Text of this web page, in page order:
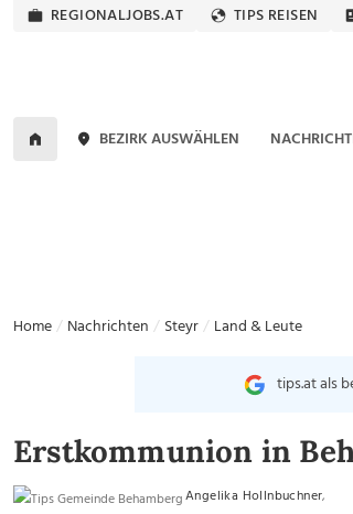
REGIONALJOBS.AT TIPS REISEN
BEZIRK AUSWÄHLEN
Home Nachrichten Steyr Land & Leute
tips.at als
Erstkommunion in
Angelika Hollnbuchner,